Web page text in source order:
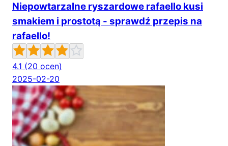
Niepowtarzalne ryszardowe rafaello kusi
smakiem i prostotą - sprawdź przepis na
rafaello!
4.1 (20 ocen)
2025-02-20